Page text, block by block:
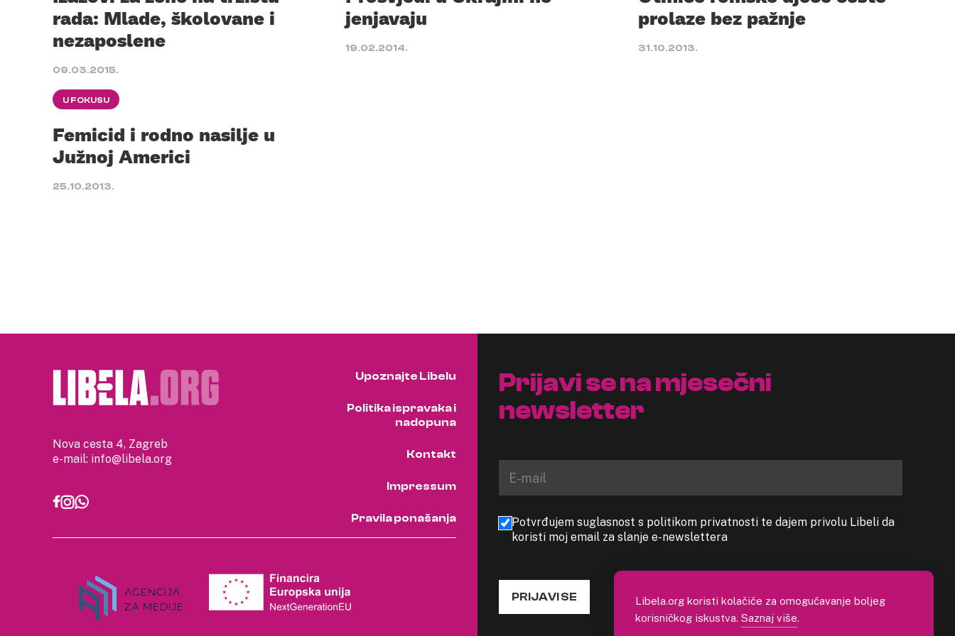
rada: Mlade, školovane i
nezaposlene
09.03.2015.
jenjavaju
19.02.2014.
prolaze bez pažnje
31.10.2013.
U FOKUSU
Femicid i rodno nasilje u
Južnoj Americi
25.10.2013.
Nova cesta 4, Zagreb
e-mail: info@libela.org
Upoznajte Libelu
Politika ispravaka i
nadopuna
Kontakt
Impressum
Pravila ponašanja
Prijavi se na mjesečni
newsletter
Potvrđujem suglasnost s politikom privatnosti te dajem privolu Libeli da
koristi moj email za slanje e-newslettera
PRIJAVI SE
Libela.org koristi kolačiće za omogućavanje boljeg
korisničkog iskustva. Saznaj više.